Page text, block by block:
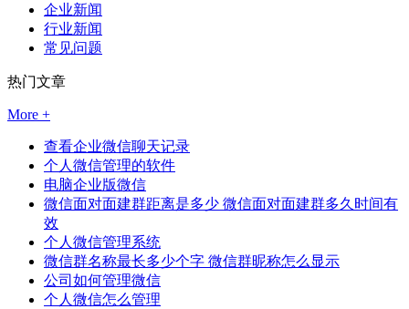
企业新闻
行业新闻
常见问题
热门文章
More +
查看企业微信聊天记录
个人微信管理的软件
电脑企业版微信
微信面对面建群距离是多少 微信面对面建群多久时间有
效
个人微信管理系统
微信群名称最长多少个字 微信群昵称怎么显示
公司如何管理微信
个人微信怎么管理